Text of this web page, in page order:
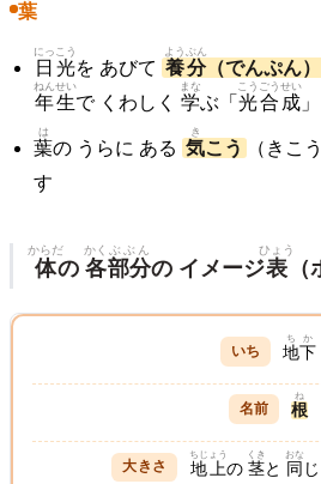
葉
日光
にっこう
を あびて 養分
ようぶん
（でんぷん
年生
ねんせい
で くわしく 学
まな
ぶ「 光合成
こうごうせい
」
葉
は
の うらに ある 気
き
こう （きこ
す
体
からだ
の 各
かく
部分
ぶぶん
の イメージ表
ひょう
地下
ちか
根
ね
地上
ちじょう
の 茎
くき
と 同
おな